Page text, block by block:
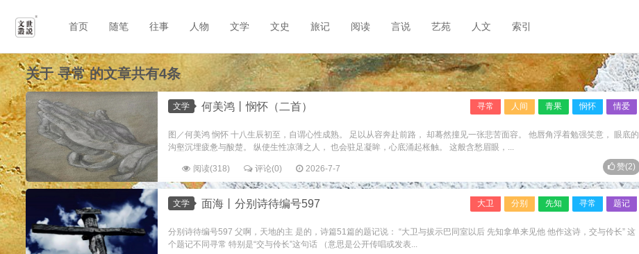
首页 随笔 往事 人物 文学 文史 旅记 阅读 言说 艺苑 人文 索引
关于寻常的文章共有4条
文学 寻常 人间 青果 悯怀 情爱
何美鸿丨悯怀（二首）
图／何美鸿 悯怀 十八生辰初至，自谓心性成熟。 足以从容奔赴前路， 却蓦然撞见一张悲苦面容。 他唇角浮着勉强笑意， 眼底的
沟壑沉埋疲惫与酸楚。 纵使生性凉薄之人， 也会驻足凝眸，心底涌起枨触。 这般含愁眉眼，...
阅读(318) 评论(0) 2026-7-7 赞(2)
文学 大卫 分别 先知 寻常 题记
面海丨分别诗待编号597
分别诗待编号597 父啊，天地的主 是的，诗篇51篇的题记说： “大卫与拔示巴同室以后 先知拿单来见他 他作这诗，交与伶长” 这
个题记不同寻常 特别是“交与伶长”这句话 （意思是公开传唱或发表...